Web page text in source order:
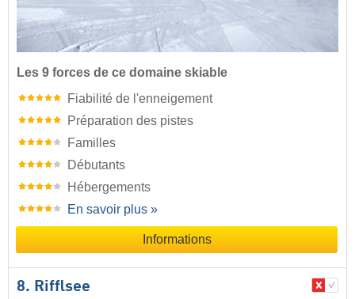
Les 9 forces de ce domaine skiable
Fiabilité de l'enneigement
Préparation des pistes
Familles
Débutants
Hébergements
En savoir plus »
Informations
8. Rifflsee